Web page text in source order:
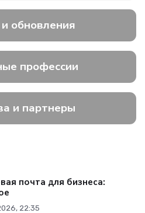
обновления
профессии
и партнеры
почта для бизнеса:
22:35